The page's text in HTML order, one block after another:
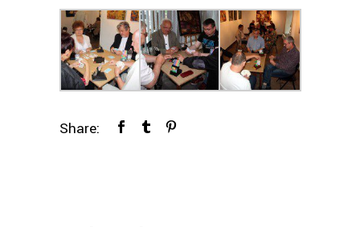
Share: